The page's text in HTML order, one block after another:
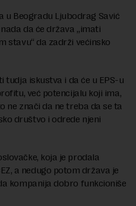
u Beogradu Ljubodrag Savić
da će država „imati
stavu“ da zadrži većinsko
tudja iskustva i da će u EPS-u
već potencijalu koji ima,
ne znači da ne treba da se ta
društvo i odrede njeni
koja je prodala
a nedugo potom država je
kompanija dobro funkcioniše